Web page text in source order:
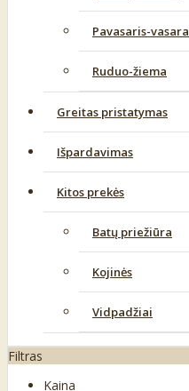
Pavasaris-vasara
Ruduo-žiema
Greitas pristatymas
Išpardavimas
Kitos prekės
Batų priežiūra
Kojinės
Vidpadžiai
Filtras
Kaina